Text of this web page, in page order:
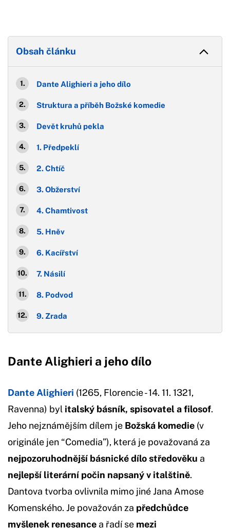
Obsah článku
Dante Alighieri a jeho dílo
Struktura a příběh Božské komedie
Devět kruhů pekla
1. Předpeklí
2. Chtíč
3. Obžerství
4. Chamtivost
5. Hněv
6. Kacířství
7. Násilí
8. Podvod
9. Zrada
Dante Alighieri a jeho dílo
Dante Alighieri (1265, Florencie - 14. 11. 1321,
Ravenna) byl italský básník, spisovatel a filosof.
Jeho nejznámějším dílem je Božská komedie (v
originále jen “Comedia”), která je považovaná za
nejpozoruhodnější básnické dílo středověku a
nejlepší literární počin napsaný v italštině.
Dantova tvorba ovlivnila mimo jiné Jana Amose
Komenského. Je považován za předchůdce
myšlenek renesance a řadí se mezi